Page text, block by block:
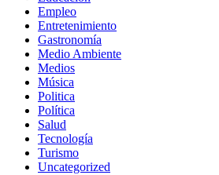
Empleo
Entretenimiento
Gastronomía
Medio Ambiente
Medios
Música
Politica
Política
Salud
Tecnología
Turismo
Uncategorized